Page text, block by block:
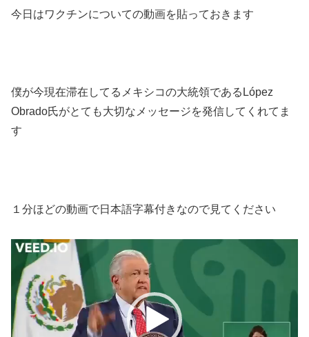
今日はワクチンについての動画を貼っておきます
僕が今現在滞在してるメキシコの大統領であるLópez
Obrado氏がとても大切なメッセージを発信してくれてま
す
１分ほどの動画で日本語字幕付きなので見てください
動
プ
レ
ー